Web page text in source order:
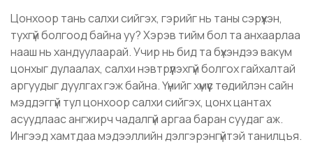
Цонхоор тань салхи сийгэх, гэрийг нь таны сэрүүхэн,
тухгүй болгоод байна уу? Хэрэв тийм бол та анхаарлаа
нааш нь хандуулаарай. Учир нь бид та бүхэндээ вакум
цонхыг дулаалах, салхи нэвтрүүлэхгүй болгох гайхалтай
аргуудыг дуулгах гэж байна. Үүнийг хүмүүс төдийлэн сайн
мэддэггүй тул цонхоор салхи сийгэх, цонх цантах
асуудлаас ангжирч чадалгүй аргаа баран суудаг аж.
Ингээд хамтдаа мэдээллийн дэлгэрэнгүйтэй танилцъя.